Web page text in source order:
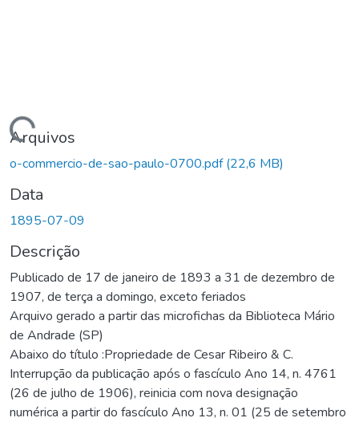
Carregando...
Arquivos
o-commercio-de-sao-paulo-0700.pdf(22,6 MB)
Data
1895-07-09
Descrição
Publicado de 17 de janeiro de 1893 a 31 de dezembro de
1907, de terça a domingo, exceto feriados
Arquivo gerado a partir das microfichas da Biblioteca Mário
de Andrade (SP)
Abaixo do título :Propriedade de Cesar Ribeiro & C.
Interrupção da publicação após o fascículo Ano 14, n. 4761
(26 de julho de 1906), reinicia com nova designação
numérica a partir do fascículo Ano 13, n. 01 (25 de setembro